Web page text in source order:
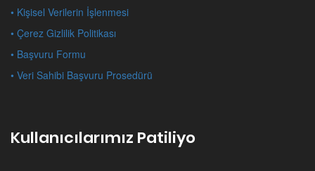
• Kişisel Verilerin İşlenmesi
• Çerez Gizlilik Politikası
• Başvuru Formu
• Veri Sahibi Başvuru Prosedürü
Kullanıcılarımız Patiliyo